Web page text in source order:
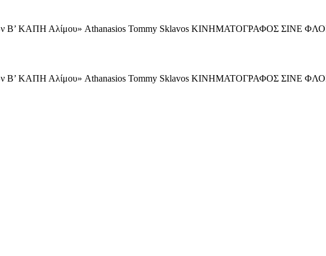
Β’ ΚΑΠΗ Αλίμου» Athanasios Tommy Sklavos ΚΙΝΗΜΑΤΟΓΡΑΦΟΣ
Β’ ΚΑΠΗ Αλίμου» Athanasios Tommy Sklavos ΚΙΝΗΜΑΤΟΓΡΑΦΟΣ ΣΙΝΕ